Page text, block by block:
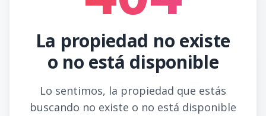
La propiedad no existe
o no está disponible
Lo sentimos, la propiedad que estás
buscando no existe o no está disponible